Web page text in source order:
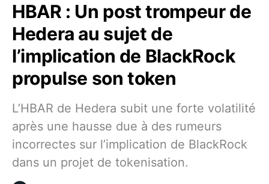
HBAR : Un post trompeur de
Hedera au sujet de
l’implication de BlackRock
propulse son token
L’HBAR de Hedera subit une forte volatilité
après une hausse due à des rumeurs
incorrectes sur l’implication de BlackRock
dans un projet de tokenisation.